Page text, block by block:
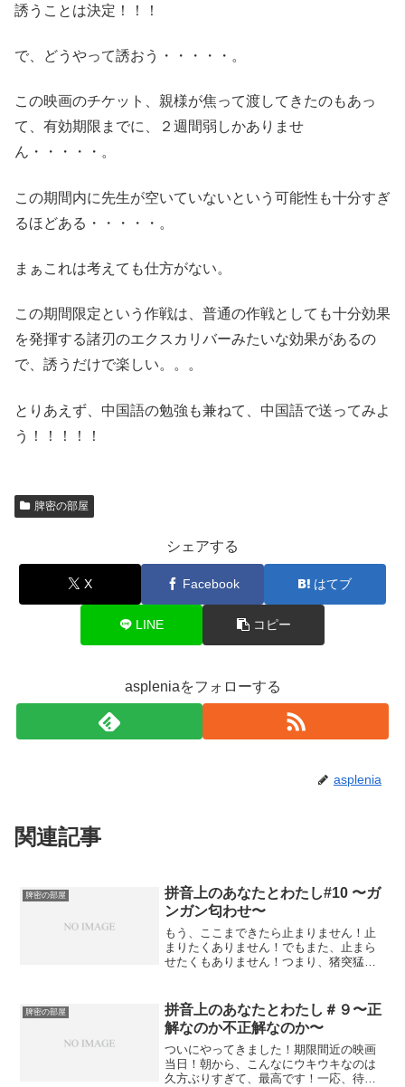
誘うことは決定！！！
で、どうやって誘おう・・・・・。
この映画のチケット、親様が焦って渡してきたのもあっ
て、有効期限までに、２週間弱しかありませ
ん・・・・・。
この期間内に先生が空いていないという可能性も十分すぎ
るほどある・・・・・。
まぁこれは考えても仕方がない。
この期間限定という作戦は、普通の作戦としても十分効果
を発揮する諸刃のエクスカリバーみたいな効果があるの
で、誘うだけで楽しい。。。
とりあえず、中国語の勉強も兼ねて、中国語で送ってみよ
う！！！！！
脾密の部屋
シェアする
X Facebook はてブ
LINE コピー
aspleniaをフォローする
asplenia
関連記事
脾密の部屋
拼音上のあなたとわたし#10 〜ガ
ンガン匂わせ〜
もう、ここまできたら止まりません！止
まりたくありません！でもまた、止まら
せたくもありません！つまり、猪突猛進
突入してしまいました。笑なんとか、細
くとも永くこの関係を続けた...
脾密の部屋
拼音上のあなたとわたし＃９〜正
解なのか不正解なのか〜
ついにやってきました！期限間近の映画
当日！朝から、こんなにウキウキなのは
久方ぶりすぎて、最高です！一応、待ち